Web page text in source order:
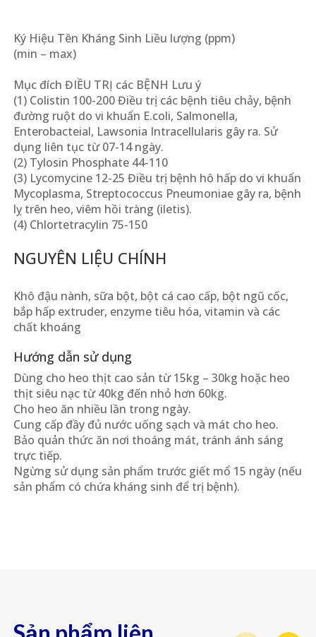
Ký Hiệu Tên Kháng Sinh Liều lượng (ppm)
(min – max)
Mục đích ĐIỀU TRỊ các BỆNH Lưu ý
(1) Colistin 100-200 Điều trị các bệnh tiêu chảy, bệnh
đường ruột do vi khuẩn E.coli, Salmonella,
Enterobacteial, Lawsonia Intracellularis gây ra. Sử
dụng liên tục từ 07-14 ngày.
(2) Tylosin Phosphate 44-110
(3) Lycomycine 12-25 Điều trị bệnh hô hấp do vi khuẩn
Mycoplasma, Streptococcus Pneumoniae gây ra, bệnh
lỵ trên heo, viêm hồi tràng (iletis).
(4) Chlortetracylin 75-150
NGUYÊN LIỆU CHÍNH
Khô đậu nành, sữa bột, bột cá cao cấp, bột ngũ cốc,
bắp hấp extruder, enzyme tiêu hóa, vitamin và các
chất khoáng
Hướng dẫn sử dụng
Dùng cho heo thịt cao sản từ 15kg – 30kg hoặc heo
thịt siêu nạc từ 40kg đến nhỏ hơn 60kg.
Cho heo ăn nhiều lần trong ngày.
Cung cấp đầy đủ nước uống sạch và mát cho heo.
Bảo quản thức ăn nơi thoáng mát, tránh ánh sáng
trực tiếp.
Ngừng sử dụng sản phẩm trước giết mổ 15 ngày (nếu
sản phẩm có chứa kháng sinh để trị bệnh).